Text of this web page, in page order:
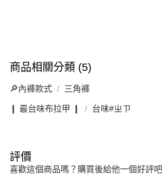
商品相關分類 (5)
🔎內褲款式 三角褲
❙ 最台味布拉甲 ❙ 台味#ㄓㄗ
評價
喜歡這個商品嗎？購買後給他一個好評吧